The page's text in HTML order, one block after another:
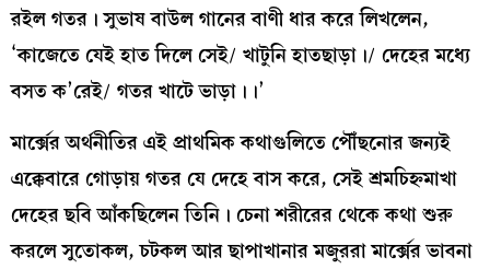
রইল গতর। সুভাষ বাউল গানের বাণী ধার করে লিখলেন,
‘কাজেতে যেই হাত দিলে সেই/ খাটুনি হাতছাড়া।/ দেহের মধ্যে
বসত ক’রেই/ গতর খাটে ভাড়া।।’
মার্ক্সের অর্থনীতির এই প্রাথমিক কথাগুলিতে পৌঁছনোর জন্যই
এক্কেবারে গোড়ায় গতর যে দেহে বাস করে, সেই শ্রমচিহ্নমাখা
দেহের ছবি আঁকছিলেন তিনি। চেনা শরীরের থেকে কথা শুরু
করলে সুতোকল, চটকল আর ছাপাখানার মজুররা মার্ক্সের ভাবনা